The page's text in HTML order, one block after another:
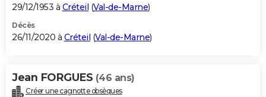
29/12/1953 à Créteil (Val-de-Marne)
Décès
26/11/2020 à Créteil (Val-de-Marne)
Jean FORGUES (46 ans)
Créer une cagnotte obsèques